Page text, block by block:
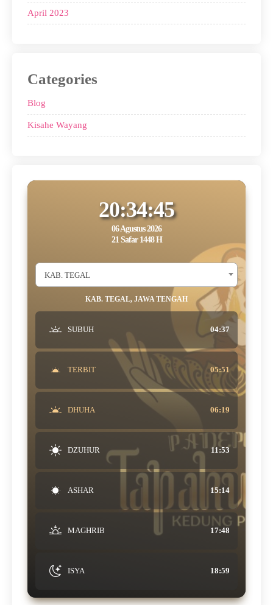
April 2023
Categories
Blog
Kisahe Wayang
20:34:45
06 Agustus 2026
21 Safar 1448 H
KAB. TEGAL
KAB. TEGAL, JAWA TENGAH
SUBUH 04:37
TERBIT 05:51
DHUHA 06:19
DZUHUR 11:53
ASHAR 15:14
MAGHRIB 17:48
ISYA 18:59